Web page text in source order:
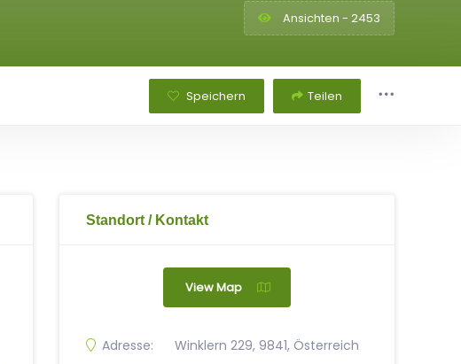
Ansichten - 2453
Speichern Teilen
Standort / Kontakt
View Map
Adresse: Winklern 229, 9841, Österreich